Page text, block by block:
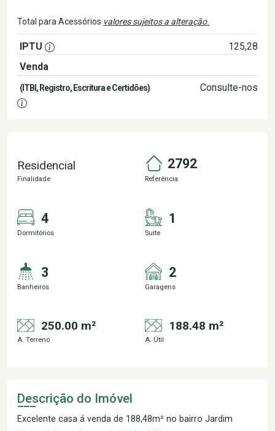
Total para Acessórios valores sujeitos a alteração.
IPTU
125,28
Venda
(ITBI, Registro, Escritura e Certidões) Consulte-nos
Residencial
Finalidade
2792
Referência
4
Dormitórios
1
Suite
3
Banheiros
2
Garagens
250.00 m²
A. Terreno
188.48 m²
A. Útil
Descrição do Imóvel
Excelente casa á venda de 188,48m² no bairro Jardim